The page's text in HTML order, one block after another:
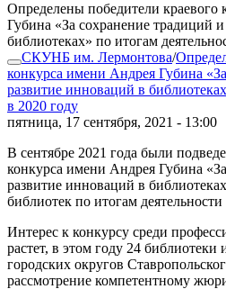
Определены победители краевого
Губина «За сохранение традиций
библиотеках» по итогам
СКУНБ им. Лермонтова/
конкурса имени Андрея Губина
развитие инноваций в
в 2020 году
пятница, 17 сентября, 2021 - 13:00
В сентябре 2021 года были
конкурса имени Андрея Губина
развитие инноваций в
библиотек по итогам деятельности
Интерес к конкурсу среди
растет, в этом году 24
городских округов
рассмотрение компетентному